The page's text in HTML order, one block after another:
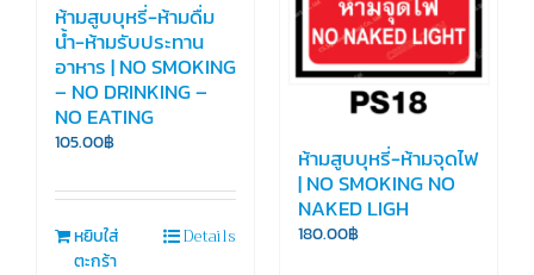
ห้ามสูบบุหรี่-ห้ามดื่ม
น้ำ-ห้ามรับประทาน
อาหาร | NO SMOKING
– NO DRINKING –
NO EATING
105.00฿
หยิบใส่
ตะกร้า
Details
ห้ามสูบบุหรี่-ห้ามจุดไฟ
| NO SMOKING NO
NAKED LIGH
180.00฿